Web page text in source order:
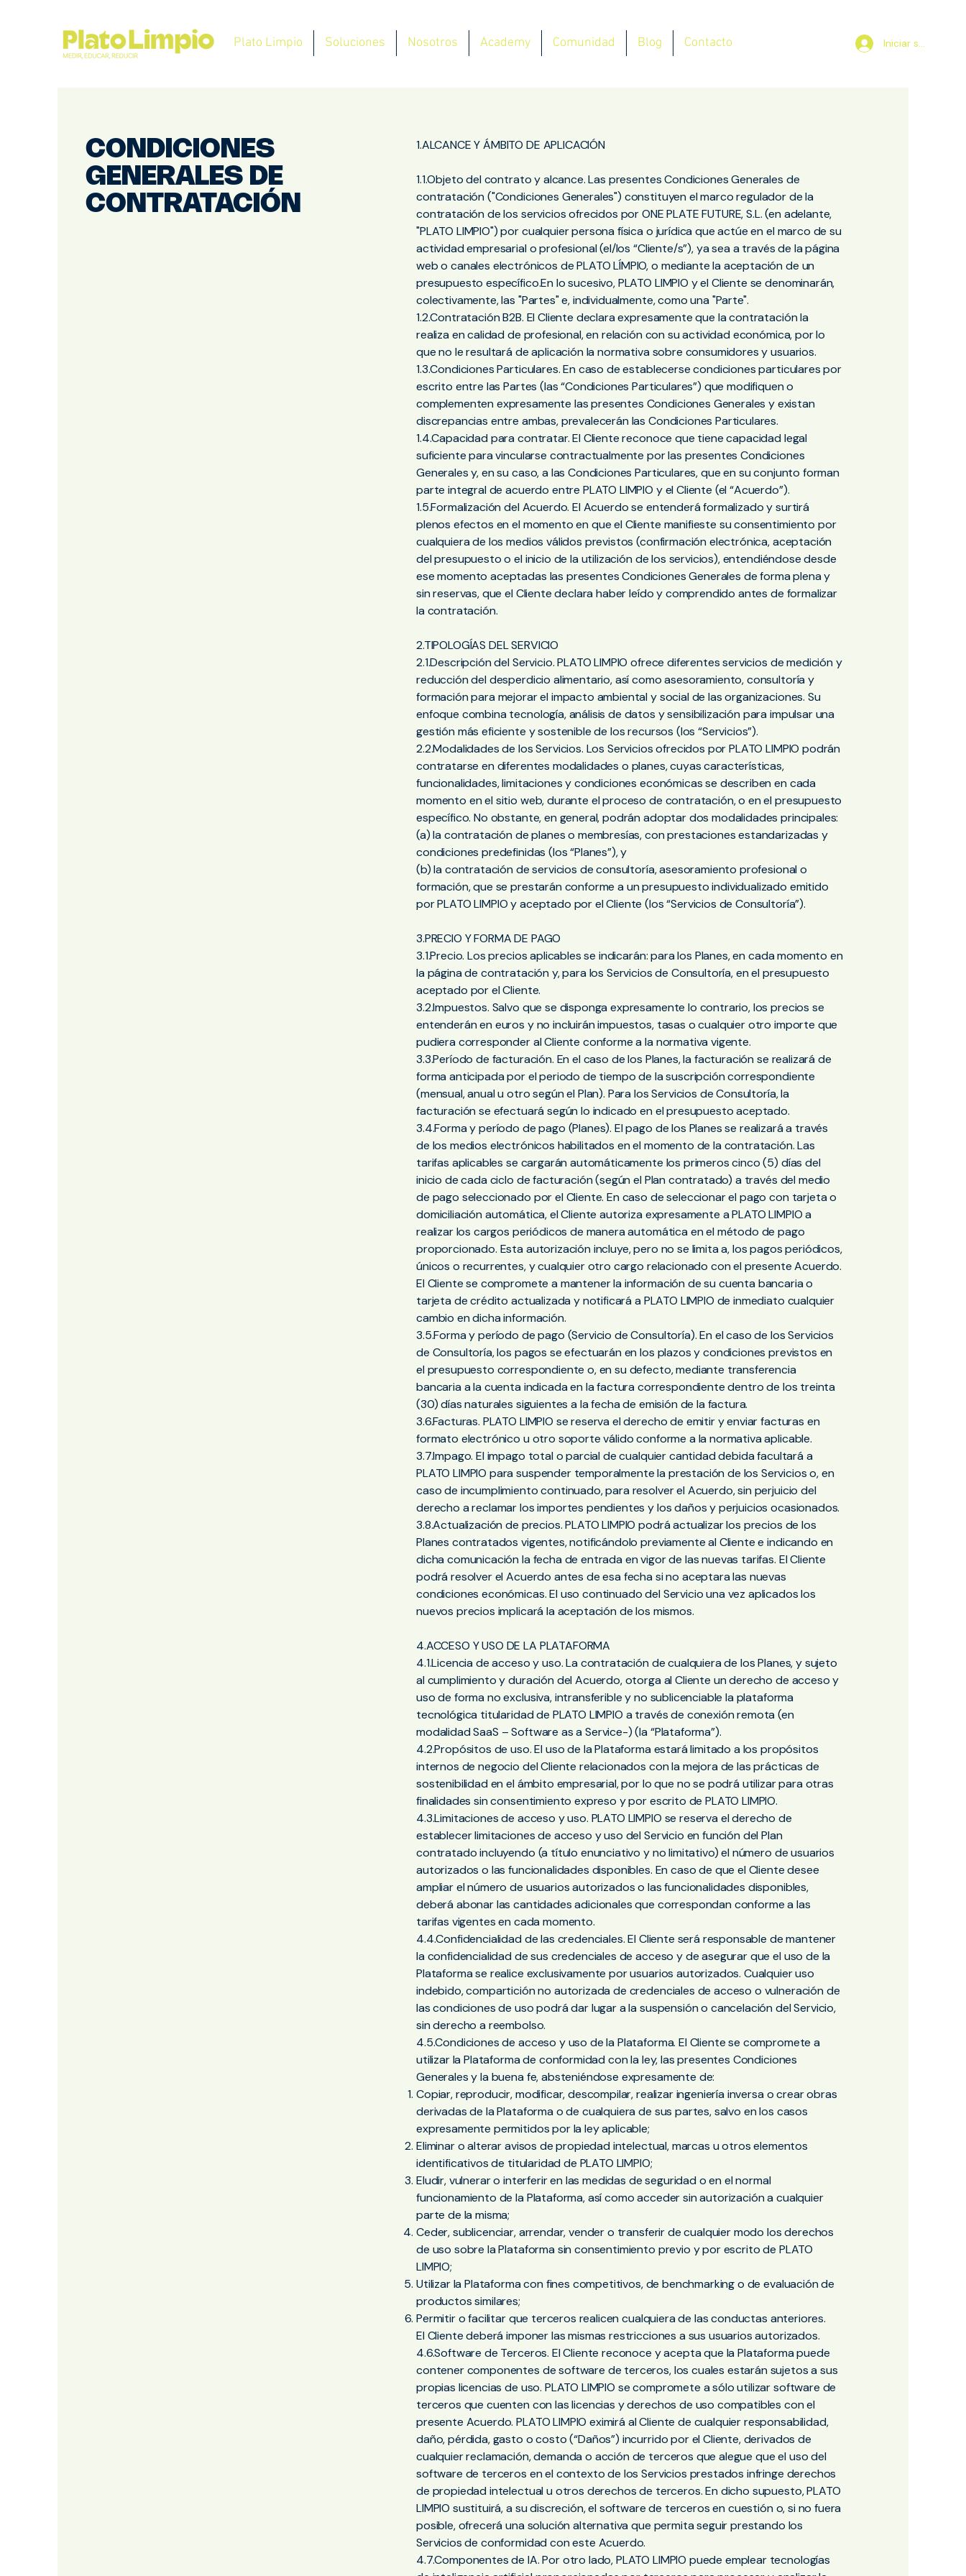
Iniciar sesión
Plato Limpio Soluciones Nosotros Academy Comunidad Blog Contacto
CONDICIONES
GENERALES DE
CONTRATACIÓN
1.ALCANCE Y ÁMBITO DE APLICACIÓN
1.1.Objeto del contrato y alcance. Las presentes Condiciones Generales de
contratación ("Condiciones Generales") constituyen el marco regulador de la
contratación de los servicios ofrecidos por ONE PLATE FUTURE, S.L. (en adelante,
"PLATO LIMPIO") por cualquier persona física o jurídica que actúe en el marco de su
actividad empresarial o profesional (el/los “Cliente/s”), ya sea a través de la página
web o canales electrónicos de PLATO LÍMPIO, o mediante la aceptación de un
presupuesto específico.En lo sucesivo, PLATO LIMPIO y el Cliente se denominarán,
colectivamente, las "Partes" e, individualmente, como una "Parte".
1.2.Contratación B2B. El Cliente declara expresamente que la contratación la
realiza en calidad de profesional, en relación con su actividad económica, por lo
que no le resultará de aplicación la normativa sobre consumidores y usuarios.
1.3.Condiciones Particulares. En caso de establecerse condiciones particulares por
escrito entre las Partes (las “Condiciones Particulares”) que modifiquen o
complementen expresamente las presentes Condiciones Generales y existan
discrepancias entre ambas, prevalecerán las Condiciones Particulares.
1.4.Capacidad para contratar. El Cliente reconoce que tiene capacidad legal
suficiente para vincularse contractualmente por las presentes Condiciones
Generales y, en su caso, a las Condiciones Particulares, que en su conjunto forman
parte integral de acuerdo entre PLATO LIMPIO y el Cliente (el “Acuerdo”).
1.5.Formalización del Acuerdo. El Acuerdo se entenderá formalizado y surtirá
plenos efectos en el momento en que el Cliente manifieste su consentimiento por
cualquiera de los medios válidos previstos (confirmación electrónica, aceptación
del presupuesto o el inicio de la utilización de los servicios), entendiéndose desde
ese momento aceptadas las presentes Condiciones Generales de forma plena y
sin reservas, que el Cliente declara haber leído y comprendido antes de formalizar
la contratación.
2.TIPOLOGÍAS DEL SERVICIO
2.1.Descripción del Servicio. PLATO LIMPIO ofrece diferentes servicios de medición y
reducción del desperdicio alimentario, así como asesoramiento, consultoría y
formación para mejorar el impacto ambiental y social de las organizaciones. Su
enfoque combina tecnología, análisis de datos y sensibilización para impulsar una
gestión más eficiente y sostenible de los recursos (los “Servicios”).
2.2.Modalidades de los Servicios. Los Servicios ofrecidos por PLATO LIMPIO podrán
contratarse en diferentes modalidades o planes, cuyas características,
funcionalidades, limitaciones y condiciones económicas se describen en cada
momento en el sitio web, durante el proceso de contratación, o en el presupuesto
específico. No obstante, en general, podrán adoptar dos modalidades principales:
(a) la contratación de planes o membresías, con prestaciones estandarizadas y
condiciones predefinidas (los “Planes”), y
(b) la contratación de servicios de consultoría, asesoramiento profesional o
formación, que se prestarán conforme a un presupuesto individualizado emitido
por PLATO LIMPIO y aceptado por el Cliente (los “Servicios de Consultoría”).
3.PRECIO Y FORMA DE PAGO
3.1.Precio. Los precios aplicables se indicarán: para los Planes, en cada momento en
la página de contratación y, para los Servicios de Consultoría, en el presupuesto
aceptado por el Cliente.
3.2.Impuestos. Salvo que se disponga expresamente lo contrario, los precios se
entenderán en euros y no incluirán impuestos, tasas o cualquier otro importe que
pudiera corresponder al Cliente conforme a la normativa vigente.
3.3.Período de facturación. En el caso de los Planes, la facturación se realizará de
forma anticipada por el periodo de tiempo de la suscripción correspondiente
(mensual, anual u otro según el Plan). Para los Servicios de Consultoría, la
facturación se efectuará según lo indicado en el presupuesto aceptado.
3.4.Forma y período de pago (Planes). El pago de los Planes se realizará a través
de los medios electrónicos habilitados en el momento de la contratación. Las
tarifas aplicables se cargarán automáticamente los primeros cinco (5) días del
inicio de cada ciclo de facturación (según el Plan contratado) a través del medio
de pago seleccionado por el Cliente. En caso de seleccionar el pago con tarjeta o
domiciliación automática, el Cliente autoriza expresamente a PLATO LIMPIO a
realizar los cargos periódicos de manera automática en el método de pago
proporcionado. Esta autorización incluye, pero no se limita a, los pagos periódicos,
únicos o recurrentes, y cualquier otro cargo relacionado con el presente Acuerdo.
El Cliente se compromete a mantener la información de su cuenta bancaria o
tarjeta de crédito actualizada y notificará a PLATO LIMPIO de inmediato cualquier
cambio en dicha información.
3.5.Forma y período de pago (Servicio de Consultoría). En el caso de los Servicios
de Consultoría, los pagos se efectuarán en los plazos y condiciones previstos en
el presupuesto correspondiente o, en su defecto, mediante transferencia
bancaria a la cuenta indicada en la factura correspondiente dentro de los treinta
(30) días naturales siguientes a la fecha de emisión de la factura.
3.6.Facturas. PLATO LIMPIO se reserva el derecho de emitir y enviar facturas en
formato electrónico u otro soporte válido conforme a la normativa aplicable.
3.7.Impago. El impago total o parcial de cualquier cantidad debida facultará a
PLATO LIMPIO para suspender temporalmente la prestación de los Servicios o, en
caso de incumplimiento continuado, para resolver el Acuerdo, sin perjuicio del
derecho a reclamar los importes pendientes y los daños y perjuicios ocasionados.
3.8.Actualización de precios. PLATO LIMPIO podrá actualizar los precios de los
Planes contratados vigentes, notificándolo previamente al Cliente e indicando en
dicha comunicación la fecha de entrada en vigor de las nuevas tarifas. El Cliente
podrá resolver el Acuerdo antes de esa fecha si no aceptara las nuevas
condiciones económicas. El uso continuado del Servicio una vez aplicados los
nuevos precios implicará la aceptación de los mismos.
4.ACCESO Y USO DE LA PLATAFORMA
4.1.Licencia de acceso y uso. La contratación de cualquiera de los Planes, y sujeto
al cumplimiento y duración del Acuerdo, otorga al Cliente un derecho de acceso y
uso de forma no exclusiva, intransferible y no sublicenciable la plataforma
tecnológica titularidad de PLATO LIMPIO a través de conexión remota (en
modalidad SaaS – Software as a Service-) (la “Plataforma”).
4.2.Propósitos de uso. El uso de la Plataforma estará limitado a los propósitos
internos de negocio del Cliente relacionados con la mejora de las prácticas de
sostenibilidad en el ámbito empresarial, por lo que no se podrá utilizar para otras
finalidades sin consentimiento expreso y por escrito de PLATO LIMPIO.
4.3.Limitaciones de acceso y uso. PLATO LIMPIO se reserva el derecho de
establecer limitaciones de acceso y uso del Servicio en función del Plan
contratado incluyendo (a título enunciativo y no limitativo) el número de usuarios
autorizados o las funcionalidades disponibles. En caso de que el Cliente desee
ampliar el número de usuarios autorizados o las funcionalidades disponibles,
deberá abonar las cantidades adicionales que correspondan conforme a las
tarifas vigentes en cada momento.
4.4.Confidencialidad de las credenciales. El Cliente será responsable de mantener
la confidencialidad de sus credenciales de acceso y de asegurar que el uso de la
Plataforma se realice exclusivamente por usuarios autorizados. Cualquier uso
indebido, compartición no autorizada de credenciales de acceso o vulneración de
las condiciones de uso podrá dar lugar a la suspensión o cancelación del Servicio,
sin derecho a reembolso.
4.5.Condiciones de acceso y uso de la Plataforma. El Cliente se compromete a
utilizar la Plataforma de conformidad con la ley, las presentes Condiciones
Generales y la buena fe, absteniéndose expresamente de:
Copiar, reproducir, modificar, descompilar, realizar ingeniería inversa o crear obras
derivadas de la Plataforma o de cualquiera de sus partes, salvo en los casos
expresamente permitidos por la ley aplicable;
Eliminar o alterar avisos de propiedad intelectual, marcas u otros elementos
identificativos de titularidad de PLATO LIMPIO;
Eludir, vulnerar o interferir en las medidas de seguridad o en el normal
funcionamiento de la Plataforma, así como acceder sin autorización a cualquier
parte de la misma;
Ceder, sublicenciar, arrendar, vender o transferir de cualquier modo los derechos
de uso sobre la Plataforma sin consentimiento previo y por escrito de PLATO
LIMPIO;
Utilizar la Plataforma con fines competitivos, de benchmarking o de evaluación de
productos similares;
Permitir o facilitar que terceros realicen cualquiera de las conductas anteriores.
El Cliente deberá imponer las mismas restricciones a sus usuarios autorizados.
4.6.Software de Terceros. El Cliente reconoce y acepta que la Plataforma puede
contener componentes de software de terceros, los cuales estarán sujetos a sus
propias licencias de uso. PLATO LIMPIO se compromete a sólo utilizar software de
terceros que cuenten con las licencias y derechos de uso compatibles con el
presente Acuerdo. PLATO LIMPIO eximirá al Cliente de cualquier responsabilidad,
daño, pérdida, gasto o costo (“Daños”) incurrido por el Cliente, derivados de
cualquier reclamación, demanda o acción de terceros que alegue que el uso del
software de terceros en el contexto de los Servicios prestados infringe derechos
de propiedad intelectual u otros derechos de terceros. En dicho supuesto, PLATO
LIMPIO sustituirá, a su discreción, el software de terceros en cuestión o, si no fuera
posible, ofrecerá una solución alternativa que permita seguir prestando los
Servicios de conformidad con este Acuerdo.
4.7.Componentes de IA. Por otro lado, PLATO LIMPIO puede emplear tecnologías